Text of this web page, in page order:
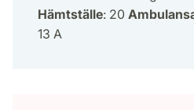
Hämtställe: 20
13 A